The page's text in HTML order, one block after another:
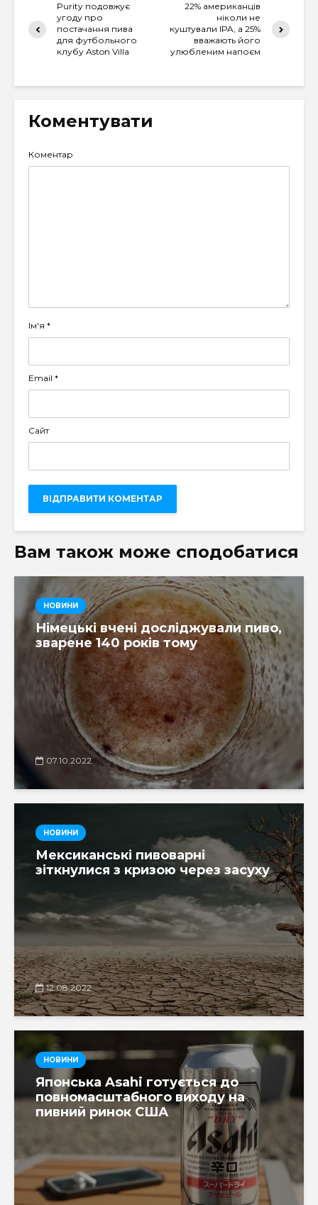
Purity подовжує
угоду про
постачання пива
для футбольного
клубу Aston Villa
22% американців
ніколи не
куштували IPA, а 25%
вважають його
улюбленим напоєм
Коментувати
Коментар
Ім'я *
Email *
Сайт
Вам також може сподобатися
НОВИНИ
Німецькі вчені досліджували пиво,
зварене 140 років тому
07.10.2022
НОВИНИ
Мексиканські пивоварні
зіткнулися з кризою через засуху
12.08.2022
НОВИНИ
Японська Asahi готується до
повномасштабного виходу на
пивний ринок США